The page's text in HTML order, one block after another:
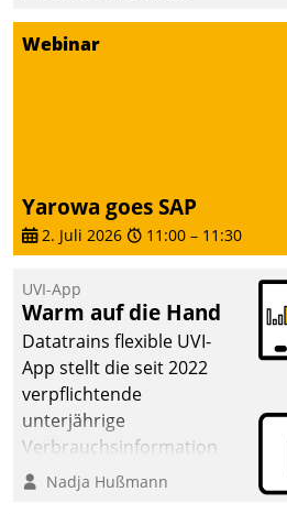
Einsparungen durch optimierte
Webinar
Yarowa goes SAP
2. Juli 2026 11:00 – 11:30
UVI-App
Warm auf die Hand
Datatrains flexible UVI-
App stellt die seit 2022
verpflichtende
unterjährige
Verbrauchsinformation
schnell, zuverlässig und
Nadja Hußmann